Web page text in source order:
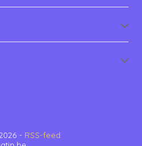
- RSS-feed